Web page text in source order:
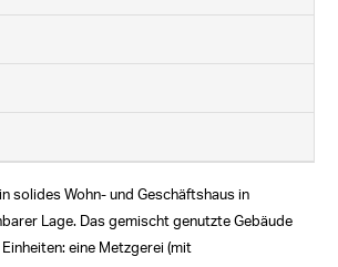
solides Wohn- und Geschäftshaus in
Lage. Das gemischt genutzte Gebäude
eine Metzgerei (mit